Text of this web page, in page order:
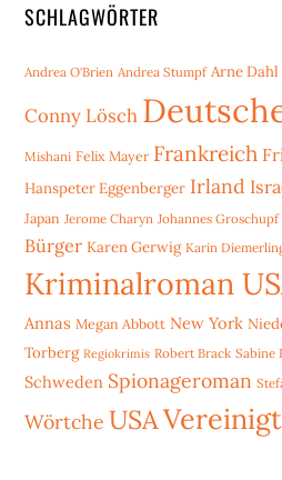
SCHLAGWÖRTER
Andrea O'Brien Andrea Stumpf Arne Dahl
Conny Lösch
Mishani Felix Mayer Frankreich
Hanspeter Eggenberger Irland
Japan Jerome Charyn Johannes Groschupf
Bürger Karen Gerwig Karin
Kriminalroman
Annas Megan Abbott New York
Torberg Regiokrimis Robert Brack Sabine
Schweden Spionageroman
Wörtche USA